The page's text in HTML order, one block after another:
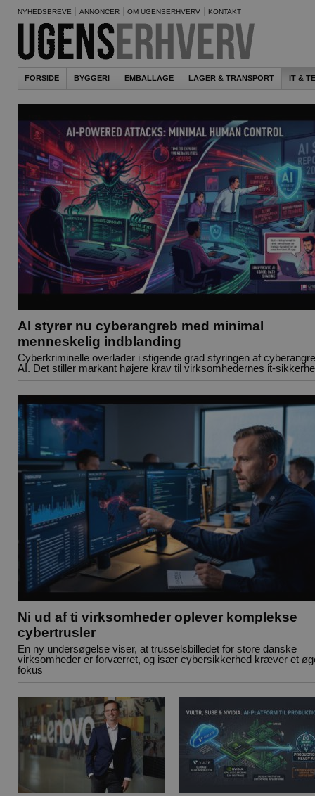
NYHEDSBREVE ANNONCER OM UGENSERHVERV KONTAKT
FORSIDE BYGGERI EMBALLAGE LAGER & TRANSPORT IT &
AI styrer nu cyberangreb med minimal
menneskelig indblanding
Cyberkriminelle overlader i stigende grad styringen af
AI. Det stiller markant højere krav til virksomhedernes it-
Ni ud af ti virksomheder oplever komplekse
cybertrusler
En ny undersøgelse viser, at trusselsbilledet for store danske
virksomheder er forværret, og især cybersikkerhed kræver et
fokus